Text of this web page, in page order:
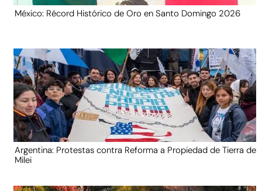
México: Récord Histórico de Oro en Santo Domingo 2026
Argentina: Protestas contra Reforma a Propiedad de Tierra de
Milei